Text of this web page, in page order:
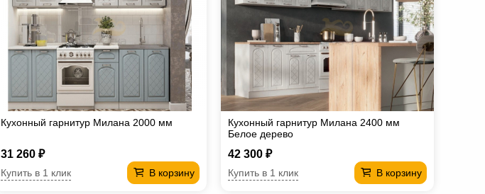
Кухонный гарнитур Милана 2000 мм
31 260 ₽
В корзину
Купить в 1 клик
Кухонный гарнитур Милана 2400 мм
Белое дерево
42 300 ₽
В корзину
Купить в 1 клик